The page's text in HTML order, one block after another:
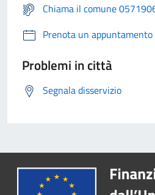
Chiama il comune
Prenota un appuntamento
Problemi in città
Segnala disservizio